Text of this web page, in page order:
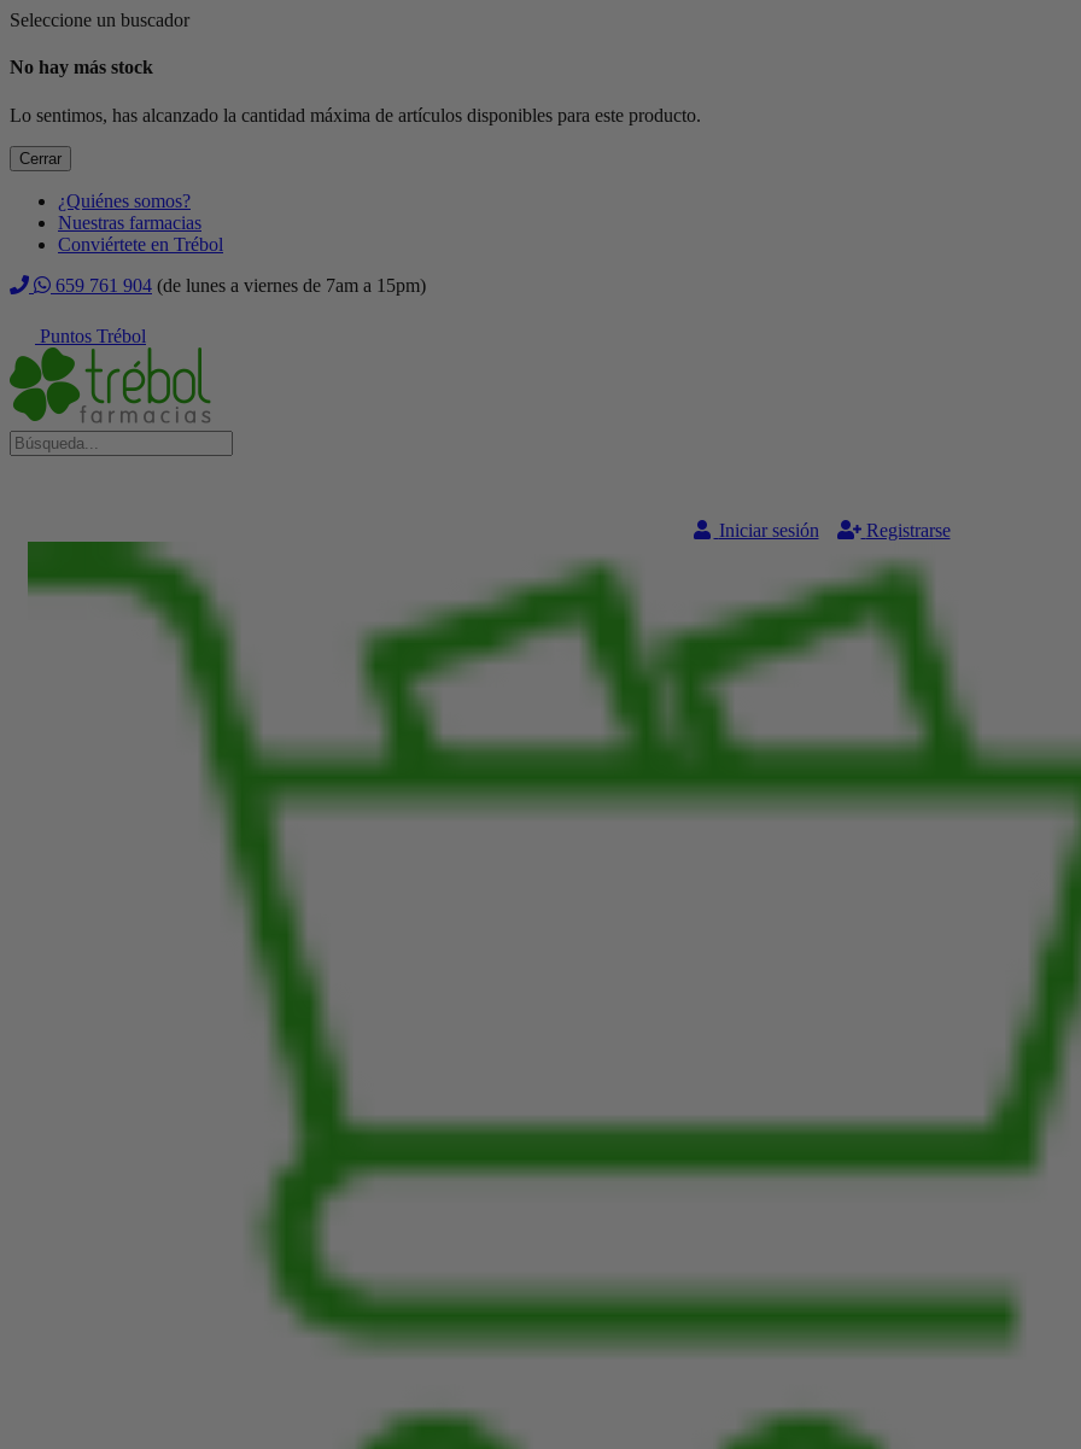
Seleccione un buscador
No hay más stock
Lo sentimos, has alcanzado la cantidad máxima de artículos disponibles para este producto.
Cerrar
¿Quiénes somos?
Nuestras farmacias
Conviértete en Trébol
659 761 904 (de lunes a viernes de 7am a 15pm)
Puntos Trébol
Iniciar sesión Registrarse